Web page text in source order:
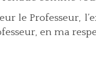
le Professeur,
en ma